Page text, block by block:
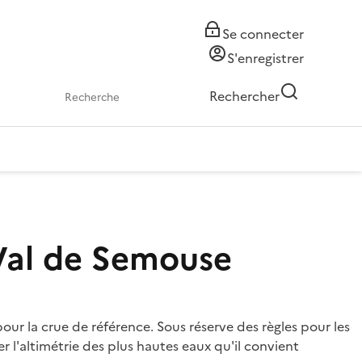
Se connecter
S'enregistrer
Rechercher
de Semouse
la crue de référence. Sous réserve des règles pour les
l'altimétrie des plus hautes eaux qu'il convient